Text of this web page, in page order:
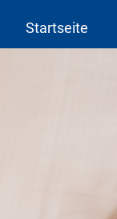
Startseite